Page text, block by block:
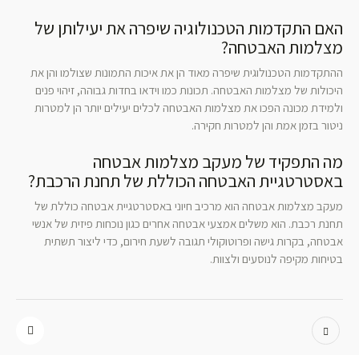
האם התקדמות הטכנולוגיה שיפרה את יעילותן של
מצלמות האבטחה?
ההתקדמות הטכנולוגית שיפרה מאוד הן את איכות התמונות שצולמו והן את
היכולות של מצלמות האבטחה. תכונות כמו וידאו בחדות גבוהה, זיהוי פנים
ולמידת מכונה הפכו את מצלמות האבטחה לכלים יעילים יותר הן למטרות
ניטור בזמן אמת והן למטרות חקירה.
מה התפקיד של מעקב מצלמות אבטחה
באסטרטגיית האבטחה הכוללת של תחנת הרכבת?
מעקב מצלמות אבטחה הוא מרכיב חיוני באסטרטגיית אבטחה כוללת של
תחנת רכבת. הוא משלים אמצעי אבטחה אחרים כגון נוכחות פיזית של אנשי
אבטחה, בקרות גישה ופרוטוקולי תגובה לשעת חירום, כדי ליצור תשתית
בטיחות מקיפה לנוסעים ולצוות.